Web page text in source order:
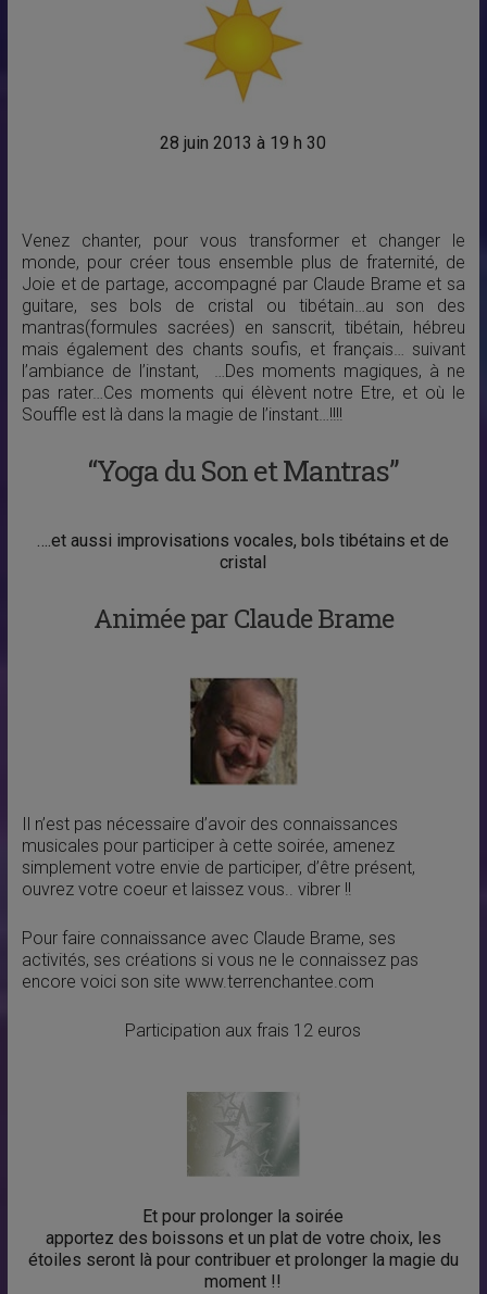
28 juin2013 à 19 h 30
Venez chanter, pour vous transformer et changer le
monde, pour créer tous ensemble plus de fraternité, de
Joie et de partage, accompagné par Claude Brame et sa
guitare, ses bols de cristal ou tibétain…au son des
mantras(formules sacrées) en sanscrit, tibétain, hébreu
mais également des chants soufis, et français… suivant
l’ambiance de l’instant, …Des moments magiques, à ne
pas rater…Ces moments qui élèvent notre Etre, et où le
Souffle est là dans la magie de l’instant…!!!!
“Yoga du Son et Mantras”
….et aussi improvisations vocales, bols tibétains et de
cristal
Animée par Claude Brame
Il n’est pas nécessaire d’avoir des connaissances
musicales pour participer à cette soirée, amenez
simplement votre envie de participer, d’être présent,
ouvrez votre coeur et laissez vous.. vibrer !!
Pour faire connaissance avec Claude Brame, ses
activités, ses créations si vous ne le connaissez pas
encore voici son site www.terrenchantee.com
Participation aux frais 12 euros
Et pour prolonger la soirée
apportez des boissons et un plat de votre choix, les
étoiles seront là pour contribuer et prolonger la magie du
moment !!